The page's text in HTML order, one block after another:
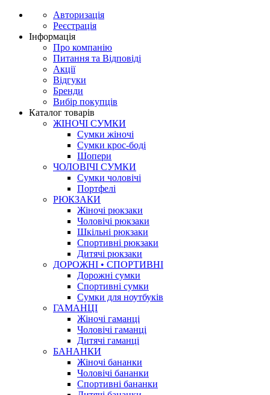
Авторизація
Реєстрація
Інформація
Про компанію
Питання та Відповіді
Акції
Відгуки
Бренди
Вибір покупців
Каталог товарів
ЖІНОЧІ СУМКИ
Сумки жіночі
Сумки крос-боді
Шопери
ЧОЛОВІЧІ СУМКИ
Сумки чоловічі
Портфелі
РЮКЗАКИ
Жіночі рюкзаки
Чоловічі рюкзаки
Шкільні рюкзаки
Спортивні рюкзаки
Дитячі рюкзаки
ДОРОЖНІ • СПОРТИВНІ
Дорожні сумки
Спортивні сумки
Сумки для ноутбуків
ГАМАНЦІ
Жіночі гаманці
Чоловічі гаманці
Дитячі гаманці
БАНАНКИ
Жіночі бананки
Чоловічі бананки
Спортивні бананки